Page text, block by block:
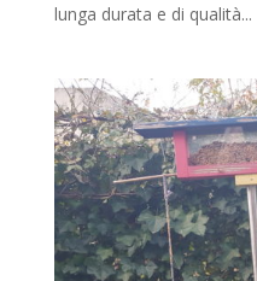
lunga durata e di qualità...